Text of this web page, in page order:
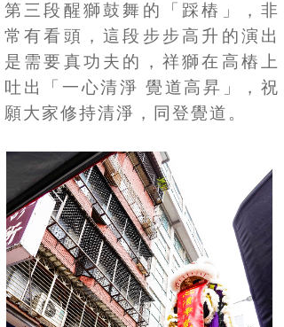
第三段醒獅鼓舞的「踩樁」，非
常有看頭，這段步步高升的演出
是需要真功夫的，祥獅在高樁上
吐出「一心清淨 覺道高昇」，祝
願大家修持清淨，同登覺道。